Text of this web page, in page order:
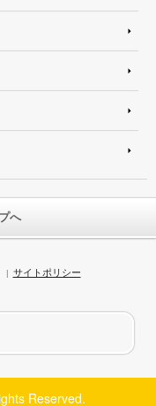
へ
サイトポリシー
Reserved.